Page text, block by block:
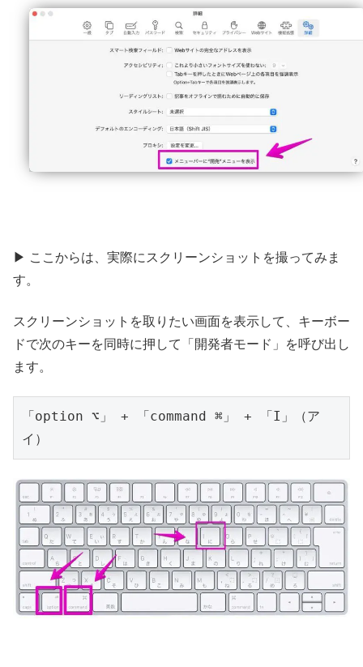
▶ ここからは、実際にスクリーンショットを撮ってみま
す。
スクリーンショットを取りたい画面を表示して、キーボー
ドで次のキーを同時に押して「開発者モード」を呼び出し
ます。
「option ⌥」 + 「command ⌘」 + 「I」（ア
イ）